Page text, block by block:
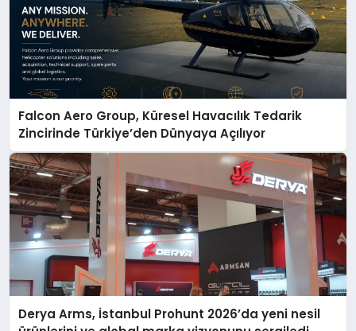
Falcon Aero Group, Küresel Havacılık Tedarik
Zincirinde Türkiye’den Dünyaya Açılıyor
Derya Arms, İstanbul Prohunt 2026’da yeni nesil